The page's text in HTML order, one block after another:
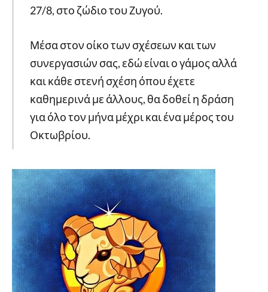
27/8, στο ζώδιο του Ζυγού.
Μέσα στον οίκο των σχέσεων και των
συνεργασιών σας, εδώ είναι ο γάμος αλλά
και κάθε στενή σχέση όπου έχετε
καθημερινά με άλλους, θα δοθεί η δράση
για όλο τον μήνα μέχρι και ένα μέρος του
Οκτωβρίου.